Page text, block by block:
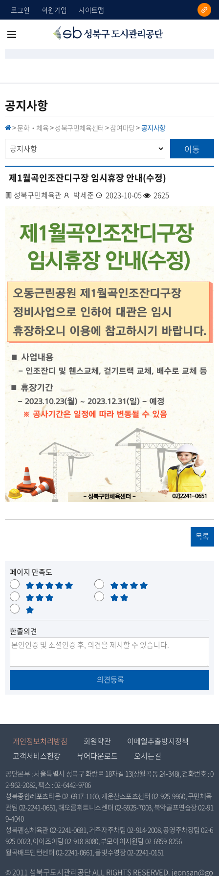
로그인 회원가입 사이트맵
리
공
단
메
보
기
공지사항
H
M
> 문화‧체육> 성북구민체육센터 >참여마당>공지사항
이동
제1월곡인조잔디구장 임시휴장 안내(수정)
사 성북구민체육관 작 박세준 등 2023-10-05조 2625
목록
페이지 만족도
매
우
만
족
만
족
보
통
불
매
우
불
만
한줄의견
의견등록
개인정보처리방침 회원약관
이메일추출방지정책
고객서비스헌장
뷰어다운로드 오시는길
공단본부 : 서울특별시 성북구 화랑로 18자길 13(상월곡동 24-348), 전화번호 : 0
2-962-2082, 팩스 : 02-6442-9706
성북종합레포츠타운 02-6917-1100, 개운산스포츠센터 02-925-9960, 구민체육
관팀 02-2241-0651, 해오름휘트니스센터 02-6925-7003, 북악골프연습장 02-91
9-4040
성북펜싱체육관 02-2241-0681, 거주자주차팀 02-914-2008, 공영주차장팀 02-6
925-0023, 아이조아팀 02-918-8080, 부모아이지원팀 02-6959-8256
월곡배드민턴센터 02-2241-0661, 물빛수영장 02-2241-0151
© 2011 성북구도시관리공단 ALL RIGHTS RESERVED. jeonsan@go